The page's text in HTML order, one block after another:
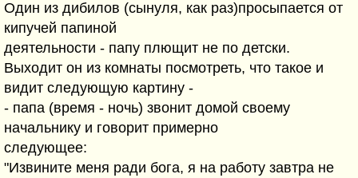
Один из дибилов (сынуля, как раз)просыпается от
кипучей папиной
деятельности - папу плющит не по детски.
Выходит он из комнаты посмотреть, что такое и
видит следующую картину -
- папа (время - ночь) звонит домой своему
начальнику и говорит примерно
следующее:
"Извините меня ради бога, я на работу завтра не